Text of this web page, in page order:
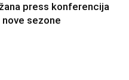
press konferencija
sezone